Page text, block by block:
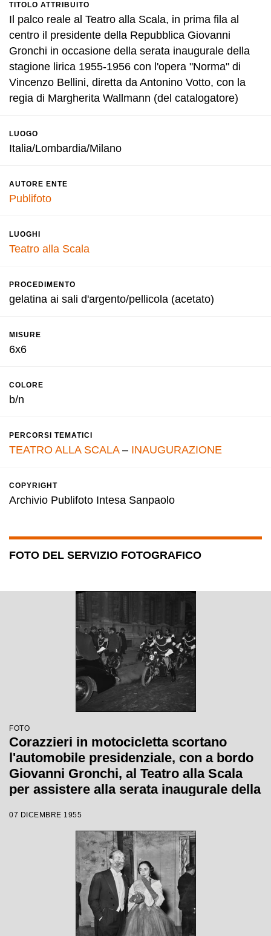
TITOLO ATTRIBUITO
Il palco reale al Teatro alla Scala, in prima fila al
centro il presidente della Repubblica Giovanni
Gronchi in occasione della serata inaugurale della
stagione lirica 1955-1956 con l'opera "Norma" di
Vincenzo Bellini, diretta da Antonino Votto, con la
regia di Margherita Wallmann (del catalogatore)
LUOGO
Italia/Lombardia/Milano
AUTORE ENTE
Publifoto
LUOGHI
Teatro alla Scala
PROCEDIMENTO
gelatina ai sali d'argento/pellicola (acetato)
MISURE
6x6
COLORE
b/n
PERCORSI TEMATICI
TEATRO ALLA SCALA– INAUGURAZIONE
COPYRIGHT
Archivio Publifoto Intesa Sanpaolo
FOTO DEL SERVIZIO FOTOGRAFICO
FOTO
Corazzieri in motocicletta scortano
l'automobile presidenziale, con a bordo
Giovanni Gronchi, al Teatro alla Scala
per assistere alla serata inaugurale della
"Norma" di Vincenzo Bellini, diretta da
Antonino Votto, con la regia di
Margherita Wallmann
07 DICEMBRE 1955